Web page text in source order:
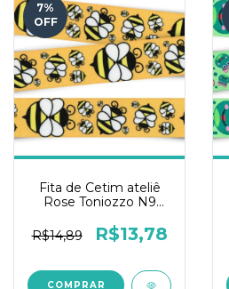
7%
OFF
Fita de Cetim ateliê
Rose Toniozzo N9
R$14,89
R$13,78